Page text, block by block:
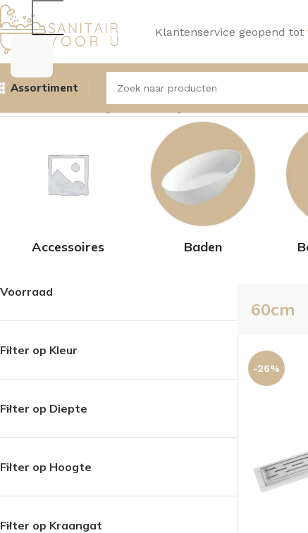
Klantenservice geopend tot
Assortiment
Product Lengte 60cm Pagina 2Resultaat 19–36
Accessoires Baden
Voorraad
Filter op Kleur
Filter op Diepte
Filter op Hoogte
Filter op Kraangat
60cm
-26%